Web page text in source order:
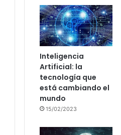
Inteligencia
Artificial: la
tecnología que
está cambiando el
mundo
15/02/2023